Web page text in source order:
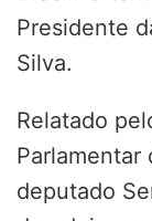
Presidente
Silva.
Relatado
Parlamentar
deputado